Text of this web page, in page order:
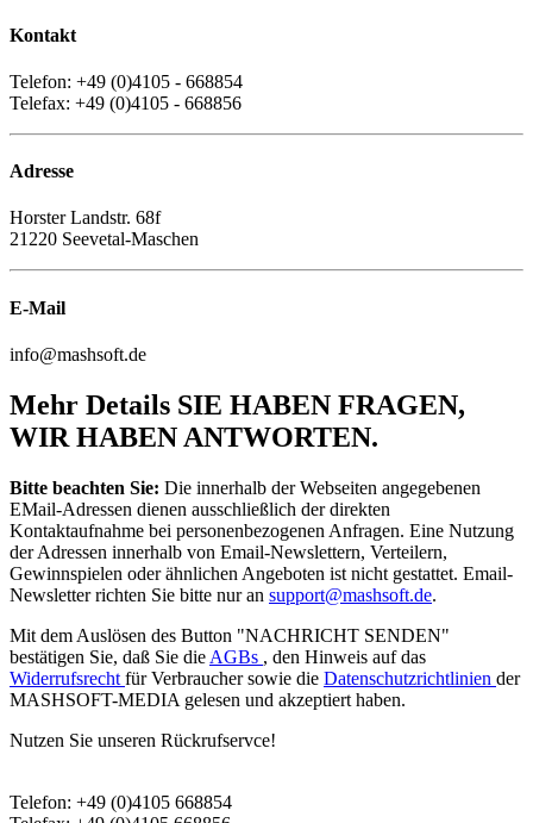
Kontakt
Telefon: +49 (0)4105 - 668854
Telefax: +49 (0)4105 - 668856
Adresse
Horster Landstr. 68f
21220 Seevetal-Maschen
E-Mail
info@mashsoft.de
Mehr Details SIE HABEN FRAGEN,
WIR HABEN ANTWORTEN.
Bitte beachten Sie: Die innerhalb der Webseiten angegebenen
EMail-Adressen dienen ausschließlich der direkten
Kontaktaufnahme bei personenbezogenen Anfragen. Eine Nutzung
der Adressen innerhalb von Email-Newslettern, Verteilern,
Gewinnspielen oder ähnlichen Angeboten ist nicht gestattet. Email-
Newsletter richten Sie bitte nur an support@mashsoft.de.
Mit dem Auslösen des Button "NACHRICHT SENDEN"
bestätigen Sie, daß Sie die AGBs , den Hinweis auf das
Widerrufsrecht für Verbraucher sowie die Datenschutzrichtlinien der
MASHSOFT-MEDIA gelesen und akzeptiert haben.
Nutzen Sie unseren Rückrufservce!
Telefon: +49 (0)4105 668854